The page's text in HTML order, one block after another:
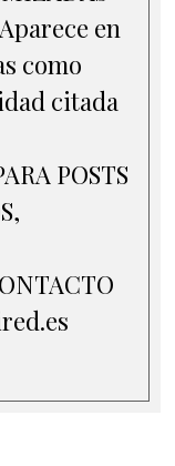
en
como
citada
POSTS